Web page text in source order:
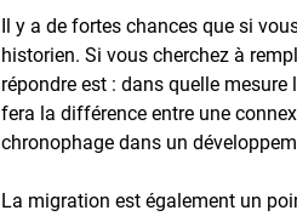
Il y a de fortes chances que si
historien. Si vous cherchez à
répondre est : dans quelle mesure
fera la différence entre une
chronophage dans un
La migration est également un